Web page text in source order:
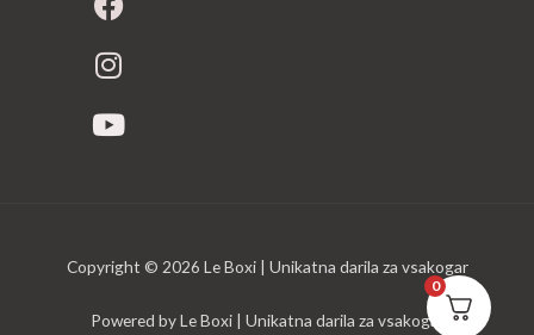
a
c
e
o
n
s
t
g
o
u
t
b
Copyright © 2026 Le Boxi | Unikatna darila za vsakogar
Powered by Le Boxi | Unikatna darila za vsakogar
0